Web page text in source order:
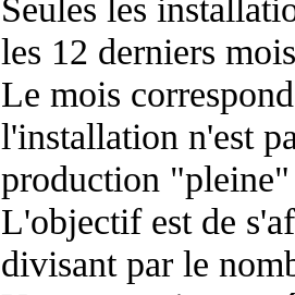
Seules les
les 12 derniers
Le mois
l'installation n'est
production "pleine"
L'objectif est de
divisant par le